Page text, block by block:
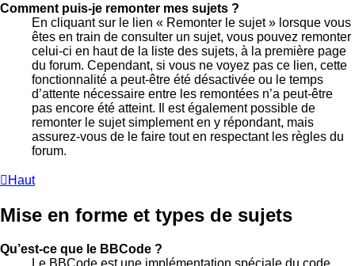
Comment puis-je remonter mes sujets ?
En cliquant sur le lien « Remonter le sujet » lorsque vous
êtes en train de consulter un sujet, vous pouvez remonter
celui-ci en haut de la liste des sujets, à la première page
du forum. Cependant, si vous ne voyez pas ce lien, cette
fonctionnalité a peut-être été désactivée ou le temps
d’attente nécessaire entre les remontées n’a peut-être
pas encore été atteint. Il est également possible de
remonter le sujet simplement en y répondant, mais
assurez-vous de le faire tout en respectant les règles du
forum.
Haut
Mise en forme et types de sujets
Qu’est-ce que le BBCode ?
Le BBCode est une implémentation spéciale du code